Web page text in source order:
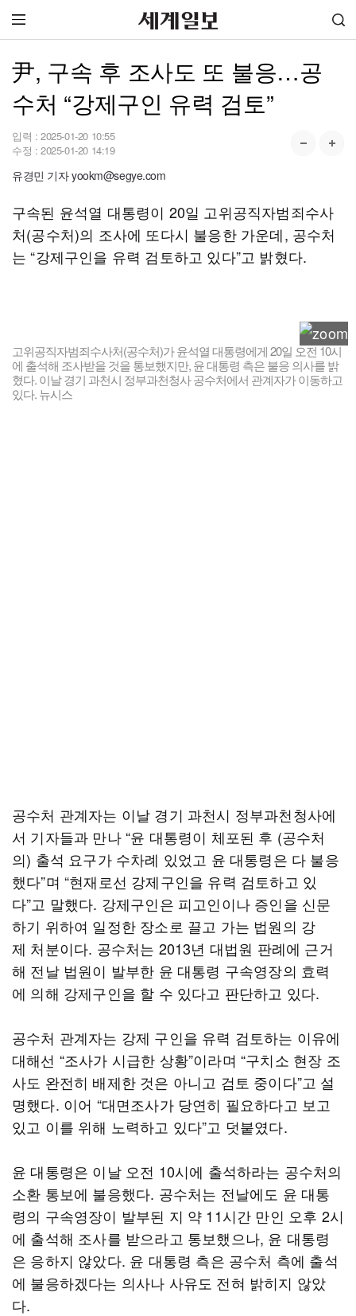
尹, 구속 후 조사도 또 불응…공
수처 “강제구인 유력 검토”
입력 : 2025-01-20 10:55
수정 : 2025-01-20 14:19
유경민 기자 yookm@segye.com
구속된 윤석열 대통령이 20일 고위공직자범죄수사
처(공수처)의 조사에 또다시 불응한 가운데, 공수처
는 “강제구인을 유력 검토하고 있다”고 밝혔다.
고위공직자범죄수사처(공수처)가 윤석열 대통령에게 20일 오전 10시
에 출석해 조사받을 것을 통보했지만, 윤 대통령 측은 불응 의사를 밝
혔다. 이날 경기 과천시 정부과천청사 공수처에서 관계자가 이동하고
있다. 뉴시스
공수처 관계자는 이날 경기 과천시 정부과천청사에
서 기자들과 만나 “윤 대통령이 체포된 후 (공수처
의) 출석 요구가 수차례 있었고 윤 대통령은 다 불응
했다”며 “현재로선 강제구인을 유력 검토하고 있
다”고 말했다. 강제구인은 피고인이나 증인을 신문
하기 위하여 일정한 장소로 끌고 가는 법원의 강
제 처분이다. 공수처는 2013년 대법원 판례에 근거
해 전날 법원이 발부한 윤 대통령 구속영장의 효력
에 의해 강제구인을 할 수 있다고 판단하고 있다.
공수처 관계자는 강제 구인을 유력 검토하는 이유에
대해선 “조사가 시급한 상황”이라며 “구치소 현장 조
사도 완전히 배제한 것은 아니고 검토 중이다”고 설
명했다. 이어 “대면조사가 당연히 필요하다고 보고
있고 이를 위해 노력하고 있다”고 덧붙였다.
윤 대통령은 이날 오전 10시에 출석하라는 공수처의
소환 통보에 불응했다. 공수처는 전날에도 윤 대통
령의 구속영장이 발부된 지 약 11시간 만인 오후 2시
에 출석해 조사를 받으라고 통보했으나, 윤 대통령
은 응하지 않았다. 윤 대통령 측은 공수처 측에 출석
에 불응하겠다는 의사나 사유도 전혀 밝히지 않았
다.